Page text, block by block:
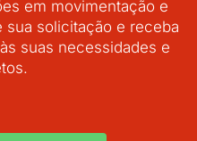
em movimentação e
sua solicitação e receba
suas necessidades e